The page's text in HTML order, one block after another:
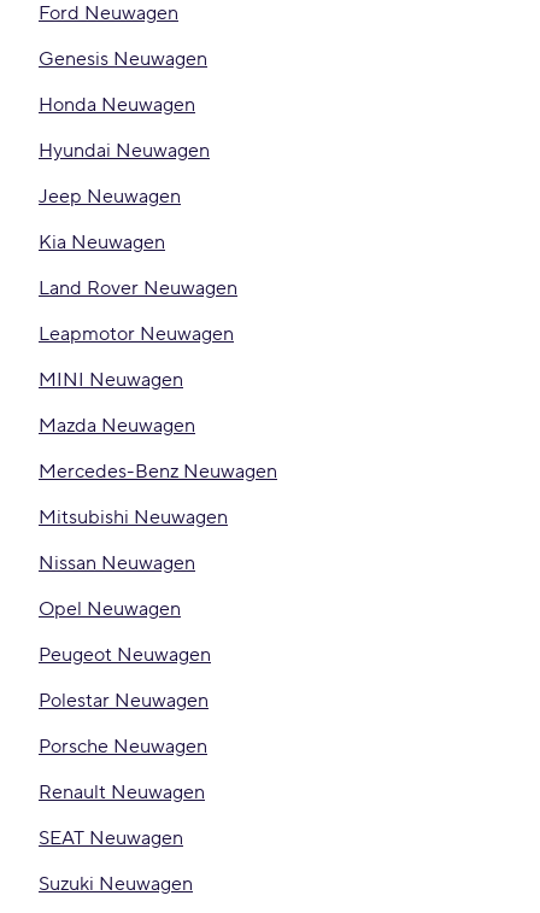
Ford Neuwagen
Genesis Neuwagen
Honda Neuwagen
Hyundai Neuwagen
Jeep Neuwagen
Kia Neuwagen
Land Rover Neuwagen
Leapmotor Neuwagen
MINI Neuwagen
Mazda Neuwagen
Mercedes-Benz Neuwagen
Mitsubishi Neuwagen
Nissan Neuwagen
Opel Neuwagen
Peugeot Neuwagen
Polestar Neuwagen
Porsche Neuwagen
Renault Neuwagen
SEAT Neuwagen
Suzuki Neuwagen